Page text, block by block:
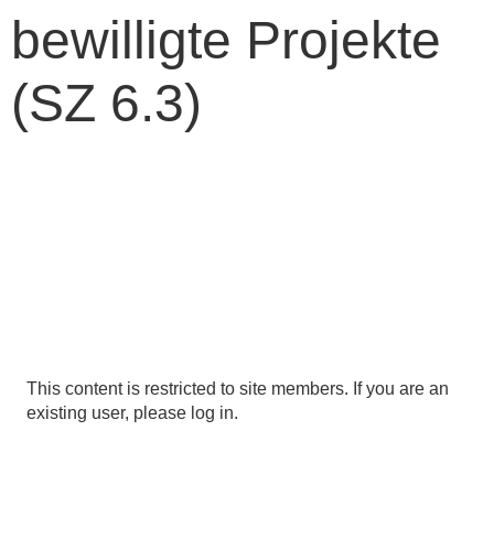
bewilligte Projekte
(SZ 6.3)
This content is restricted to site members. If you are an
existing user, please log in.